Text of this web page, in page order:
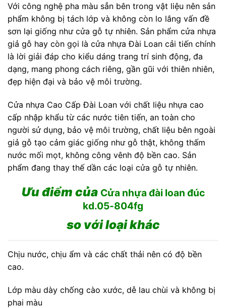
Với công nghệ pha màu sẳn bên trong vật liệu nên sản
phẩm không bị tách lớp và không còn lo lắng vấn đề
sơn lại giống như cửa gỗ tự nhiên. Sản phẩm cửa nhựa
giả gỗ hay còn gọi là cửa nhựa Đài Loan cải tiến chính
là lời giải đáp cho kiểu dáng trang trí sinh động, đa
dạng, mang phong cách riêng, gần gũi với thiên nhiên,
đẹp hiện đại và bảo vệ môi trường.
Cửa nhựa Cao Cấp Đài Loan với chất liệu nhựa cao
cấp nhập khẩu từ các nước tiên tiến, an toàn cho
người sử dụng, bảo vệ môi trường, chất liệu bên ngoài
giả gỗ tạo cảm giác giống như gỗ thật, không thấm
nước mối mọt, không công vênh độ bền cao. Sản
phẩm đang thay thế dần các loại cửa gỗ tự nhiên.
Ưu điểm của Cửa nhựa đài loan đúc
kd.05-804fg
so với loại khác
Chịu nước, chịu ẩm và các chất thải nên có độ bền
cao.
Lớp màu dày chống cào xước, dễ lau chùi và không bị
phai màu